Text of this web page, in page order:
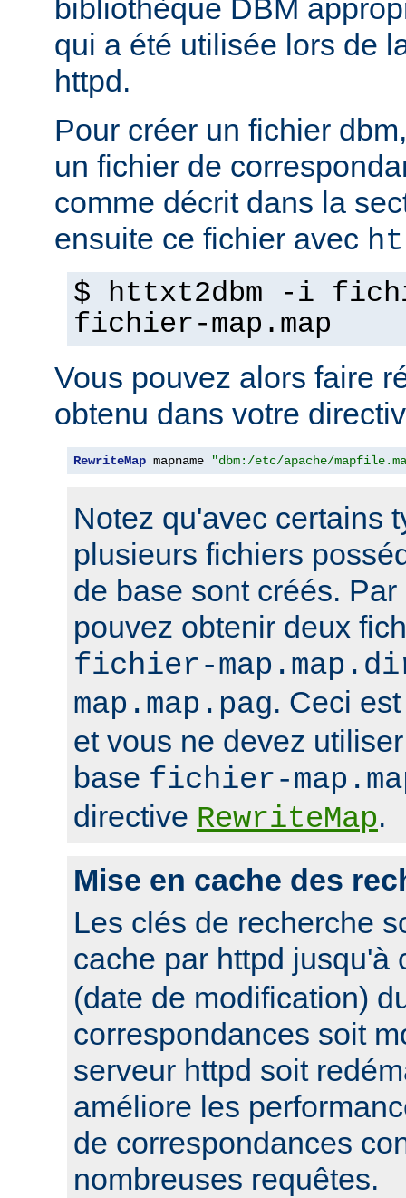
bibliothèque DBM
qui a été utilisée lors de
httpd.
Pour créer un fichier
un fichier de
comme décrit dans la
ensuite ce fichier avec
$ httxt2dbm -i
fichier-map.map
Vous pouvez alors faire
obtenu dans votre
RewriteMap mapname "dbm:/etc/apache/
Notez qu'avec certains
plusieurs fichiers
de base sont créés.
pouvez obtenir deux
fichier-
map.map.pag. Ceci
et vous ne devez
base fichier-
directive RewriteMap.
Mise en cache des
Les clés de recherche
cache par httpd jusqu'à
(date de modification)
correspondances soit
serveur httpd soit
améliore les
de correspondances
nombreuses requêtes.